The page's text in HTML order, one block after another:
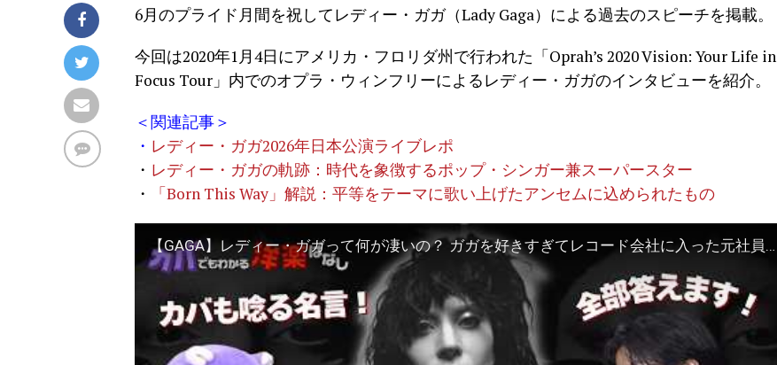
6月のプライド月間を祝してレディー・ガガ（Lady Gaga）による過去のスピーチを掲載。
今回は2020年1月4日にアメリカ・フロリダ州で行われた「Oprah’s 2020 Vision: Your Life in
Focus Tour」内でのオプラ・ウィンフリーによるレディー・ガガのインタビューを紹介。
＜関連記事＞
・ レディー・ガガ2026年日本公演ライブレポ
・ レディー・ガガの軌跡：時代を象徴するポップ・シンガー兼スーパースター
・
「Born This Way」解説：平等をテーマに歌い上げたアンセムに込められたもの
【GAGA】レディー・ガガって何が凄いの？ ガガを好きすぎてレコード会社に入った元社員が解説（カバでもわかる洋楽ばなし）